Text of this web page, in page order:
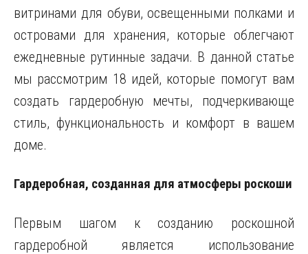
витринами для обуви, освещенными полками и
островами для хранения, которые облегчают
ежедневные рутинные задачи. В данной статье
мы рассмотрим 18 идей, которые помогут вам
создать гардеробную мечты, подчеркивающе
стиль, функциональность и комфорт в вашем
доме.
Гардеробная, созданная для атмосферы роскоши
Первым шагом к созданию роскошной
гардеробной является использование